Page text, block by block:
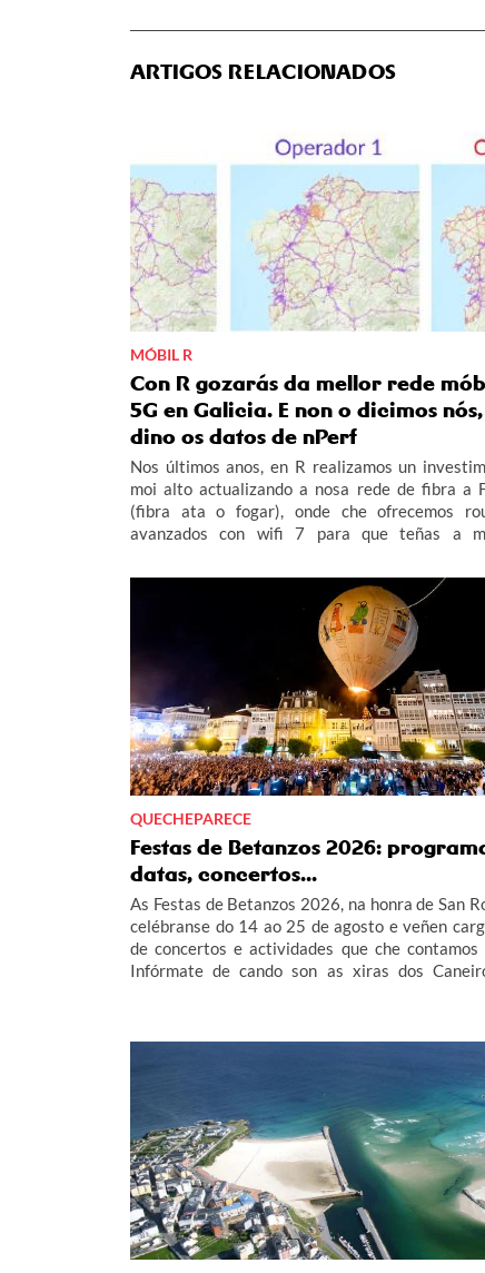
ARTIGOS RELACIONADOS
MÓBIL R
Con R gozarás da mellor rede
5G en Galicia. E non o dicimos nós,
dino os datos de nPerf
Nos últimos anos, en R realizamos un
moi alto actualizando a nosa rede de fibra a
(fibra ata o fogar), onde che ofrecemos
avanzados con wifi 7 para que teñas a
iso, senón que traballamos e traballamos
teñas la mellor cobertura móbil 5G da
De feito, o noso obxectivo era acabar este 2026
5G no 100% do rural galego habitado e
ás nosas previsións.
QUECHEPARECE
Festas de Betanzos 2026:
datas, concertos...
As Festas de Betanzos 2026, na honra de San
celébranse do 14 ao 25 de agosto e veñen
de concertos e actividades que che contamos
Infórmate de cando son as xiras dos